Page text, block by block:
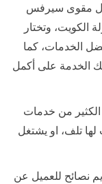
مقوى سيرفس
وتختار
الخدمات، كما
الخدمة على أكمل
من خدمات
لها تلف، او يشتغل
نصائح للعميل عن